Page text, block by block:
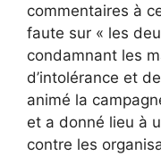
commentaires à
faute sur « les
condamnant les
d’intolérance et
animé la
et a donné lieu à
contre les